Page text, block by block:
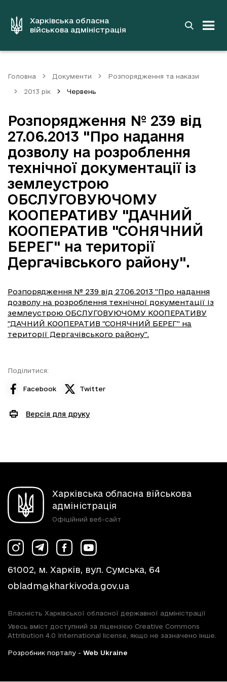
вмістуХарківська обласна
військова адміністрація
Головна Документи Розпорядження та накази
2013 рік Червень
Розпорядження № 239 від
27.06.2013 "Про надання
дозволу на розроблення
технічної документації із
землеустрою
ОБСЛУГОВУЮЧОМУ
КООПЕРАТИВУ "ДАЧНИЙ
КООПЕРАТИВ "СОНЯЧНИЙ
БЕРЕГ" на території
Дергачівського району".
Розпорядження № 239 від 27.06.2013 "Про надання
дозволу на розроблення технічної документації із
землеустрою ОБСЛУГОВУЮЧОМУ КООПЕРАТИВУ
"ДАЧНИЙ КООПЕРАТИВ "СОНЯЧНИЙ БЕРЕГ" на
території Дергачівського району".
Поділитися:
Facebook Twitter
Версія для друку
Харківська обласна військова
адміністрація
Офіційний веб-сайт
61002, м. Харків, вул. Сумська, 64
obladm@kharkivoda.gov.ua
Власність Харківської обласної державної адміністрації
Увесь вміст доступний за ліцензією Creative Commons
Attribution 4.0 International license, якщо не зазначено інше.
Розробник порталу - Web Ukraine